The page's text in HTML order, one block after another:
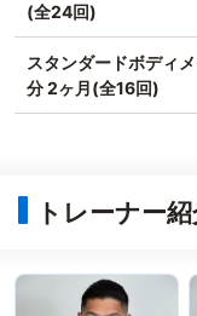
(全24回)
スタンダードボディ
分 2ヶ月(全16回)
トレーナー